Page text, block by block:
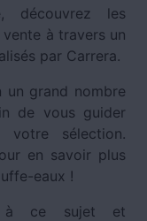
découvrez les
à travers un
par Carrera.
grand nombre
de vous guider
sélection.
en savoir plus
eaux !
à ce sujet et